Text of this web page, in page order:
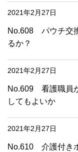
2021年2月27日
No.608 パウチ交
るか？
2021年2月27日
No.609 看護職員
してもよいか
2021年2月27日
No.610 介護付き